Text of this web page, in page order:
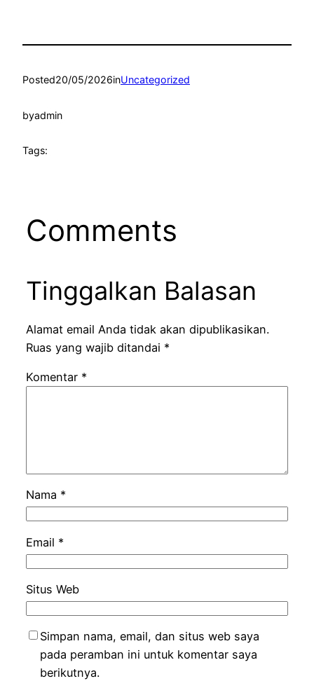
Posted20/05/2026inUncategorized
byadmin
Tags:
Comments
Tinggalkan Balasan
Alamat email Anda tidak akan dipublikasikan.
Ruas yang wajib ditandai *
Komentar *
Nama *
Email *
Situs Web
Simpan nama, email, dan situs web saya
pada peramban ini untuk komentar saya
berikutnya.